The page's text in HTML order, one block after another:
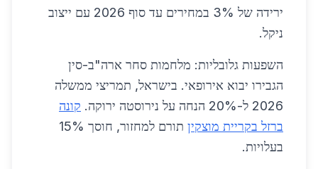
ירידה של 3% במחירים עד סוף 2026 עם ייצוב
ניקל.
השפעות גלובליות: מלחמות סחר ארה"ב-סין
הגבירו יבוא אירופאי. בישראל, תמריצי ממשלה
2026 ל-20% הנחה על נירוסטה ירוקה.
קונה
ברזל בקריית מוצקין
תורם למחזור, חוסך 15%
בעלויות.